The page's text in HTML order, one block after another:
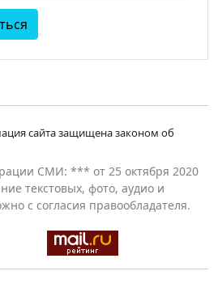
сайта защищена законом об
СМИ: *** от 25 октября 2020
текстовых, фото, аудио и
с согласия правообладателя.